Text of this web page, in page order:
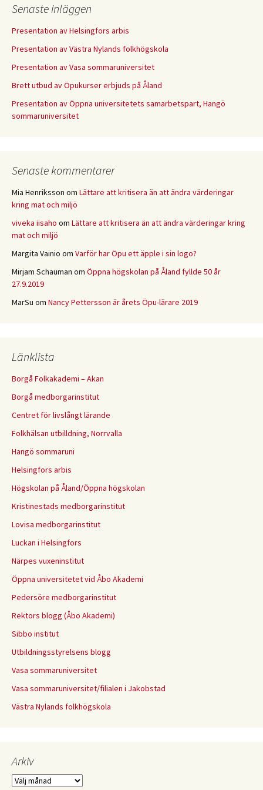
Senaste inläggen
Presentation av Helsingfors arbis
Presentation av Västra Nylands folkhögskola
Presentation av Vasa sommaruniversitet
Brett utbud av Öpukurser erbjuds på Åland
Presentation av Öppna universitetets samarbetspart, Hangö
sommaruniversitet
Senaste kommentarer
Mia Henriksson om Lättare att kritisera än att ändra värderingar
kring mat och miljö
viveka iisaho om Lättare att kritisera än att ändra värderingar kring
mat och miljö
Margita Vainio om Varför har Öpu ett äpple i sin logo?
Mirjam Schauman om Öppna högskolan på Åland fyllde 50 år
27.9.2019
MarSu om Nancy Pettersson är årets Öpu-lärare 2019
Länklista
Borgå Folkakademi – Akan
Borgå medborgarinstitut
Centret för livslångt lärande
Folkhälsan utbilldning, Norrvalla
Hangö sommaruni
Helsingfors arbis
Högskolan på Åland/Öppna högskolan
Kristinestads medborgarinstitut
Lovisa medborgarinstitut
Luckan i Helsingfors
Närpes vuxeninstitut
Öppna universitetet vid Åbo Akademi
Pedersöre medborgarinstitut
Rektors blogg (Åbo Akademi)
Sibbo institut
Utbildningsstyrelsens blogg
Vasa sommaruniversitet
Vasa sommaruniversitet/filialen i Jakobstad
Västra Nylands folkhögskola
Arkiv
Arkiv